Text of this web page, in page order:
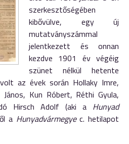
szerkesztőségében
kibővülve, egy új
mutatványszámmal
jelentkezett és onnan
kezdve 1901 év végéig
szünet nélkül hetente
az évek során Hollaky Imre,
Kun Róbert, Réthi Gyula,
Hirsch Adolf (aki a Hunyad
a Hunyadvármegyec. hetilapot